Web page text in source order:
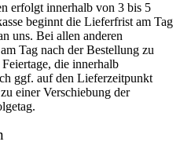
erfolgt innerhalb von 3 bis 5
beginnt die Lieferfrist am Tag
uns. Bei allen anderen
Tag nach der Bestellung zu
die innerhalb
ggf. auf den Lieferzeitpunkt
einer Verschiebung der